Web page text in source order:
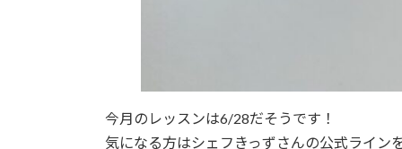
今月のレッスンは6/28だそうです！
気になる方はシェフきっずさんの公式ライン